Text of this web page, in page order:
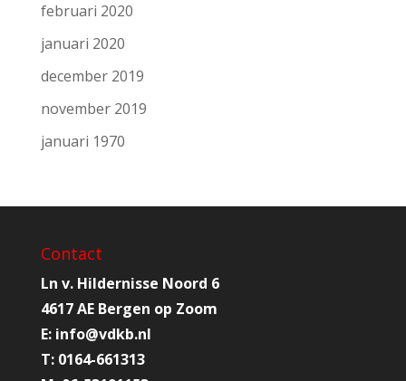
februari 2020
januari 2020
december 2019
november 2019
januari 1970
Contact
Ln v. Hildernisse Noord 6
4617 AE Bergen op Zoom
E: info@vdkb.nl
T: 0164-661313